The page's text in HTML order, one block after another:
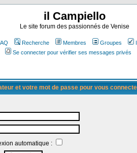
il Campiello
Le site forum des passionnés de Venise
Recherche Membres Groupes
Se connecter pour vérifier ses messages privés
et votre mot de passe pour vous
automatique :